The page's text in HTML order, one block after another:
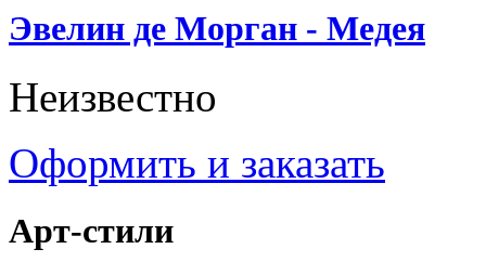
Эвелин де Морган - Медея
Неизвестно
Оформить и заказать
Арт-стили